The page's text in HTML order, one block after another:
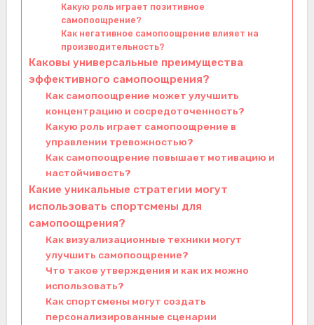
Какую роль играет позитивное
самопоощрение?
Как негативное самопоощрение влияет на
производительность?
Каковы универсальные преимущества
эффективного самопоощрения?
Как самопоощрение может улучшить
концентрацию и сосредоточенность?
Какую роль играет самопоощрение в
управлении тревожностью?
Как самопоощрение повышает мотивацию и
настойчивость?
Какие уникальные стратегии могут
использовать спортсмены для
самопоощрения?
Как визуализационные техники могут
улучшить самопоощрение?
Что такое утверждения и как их можно
использовать?
Как спортсмены могут создать
персонализированные сценарии